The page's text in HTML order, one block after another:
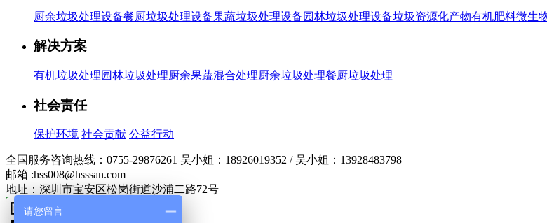
厨余垃圾处理设备餐厨垃圾处理设备果蔬垃圾处理设备园林垃圾处理设备垃圾资源化产物有机肥料微生
解决方案
有机垃圾处理园林垃圾处理厨余果蔬混合处理厨余垃圾处理餐厨垃圾处理
社会责任
保护环境 社会贡献 公益行动
全国服务咨询热线： 0755-29876261 吴小姐：18926019352 / 吴小姐：13928483798
邮箱 :hss008@hsssan.com
地址：深圳市宝安区松岗街道沙浦二路72号
请您留言